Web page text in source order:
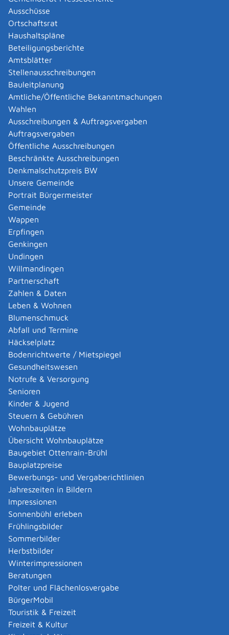
Ausschüsse
Ortschaftsrat
Haushaltspläne
Beteiligungsberichte
Amtsblätter
Stellenausschreibungen
Bauleitplanung
Amtliche/Öffentliche Bekanntmachungen
Wahlen
Ausschreibungen & Auftragsvergaben
Auftragsvergaben
Öffentliche Ausschreibungen
Beschränkte Ausschreibungen
Denkmalschutzpreis BW
Unsere Gemeinde
Portrait Bürgermeister
Gemeinde
Wappen
Erpfingen
Genkingen
Undingen
Willmandingen
Partnerschaft
Zahlen & Daten
Leben & Wohnen
Blumenschmuck
Abfall und Termine
Häckselplatz
Bodenrichtwerte / Mietspiegel
Gesundheitswesen
Notrufe & Versorgung
Senioren
Kinder & Jugend
Steuern & Gebühren
Wohnbauplätze
Übersicht Wohnbauplätze
Baugebiet Ottenrain-Brühl
Bauplatzpreise
Bewerbungs- und Vergaberichtlinien
Jahreszeiten in Bildern
Impressionen
Sonnenbühl erleben
Frühlingsbilder
Sommerbilder
Herbstbilder
Winterimpressionen
Beratungen
Polter und Flächenlosvergabe
BürgerMobil
Touristik & Freizeit
Freizeit & Kultur
Abgelaufenen Führerschein neu ausstellen lassen
Abgeltungsteuer - Nichtveranlagungs-
Bescheinigung beantragen
Abgeschlossenheitsbescheinigung zur Aufteilung
eines Gebäudes beantragen
Abmeldung / Außerbetriebsetzung für ein Fahrzeug
beantragen
Abschriften, Ablichtungen, Vervielfältigungen und
Negative amtlich beglaubigen lassen
Abwasser entsorgen
Abwasserbeseitigung - dezentrale Beseitigung von
Regenwasser beantragen oder anzeigen
Abweichende Regelungen zum Schichtbetrieb
beantragen
Abweichende Ruhezeit beantragen
Adoption - Akteneinsicht beantragen
Adoption - sich als Adoptiveltern bewerben
Adoption eines ausländischen Kindes -
Beurkundung im Geburtenregister beantragen
Adoption eines ausländischen Kindes -
Umwandlung einer schwachen in eine starke
Adoption beantragen
Adoption eines deutschen Kindes - Beurkundung
von Amts wegen
Adoption eines erwachsenen Menschen beantragen
Adoptionspflege eines minderjährigen Kindes
aufnehmen
Adressänderung auf der eID-Karte beantragen
Adressbuch - Eintrag sperren lassen
Akademische Gesundheitsberufe - Anerkennung der
Weiterbildung beantragen
Akademische Grade, Titel und Bezeichnungen bei
anerkannten Spätaussiedlern - Gradumwandlungen
beantragen
Akademische Grade, Titel und Bezeichnungen von
ausländischen Hochschulen führen
Akteneinsicht in und außerhalb von
Verwaltungsverfahren beantragen
Allgemein bildende Schulen - zur Abendrealschule
anmelden
Als berechtigte Person Fahrzeugregisterauskunft
(Halterauskunft) beantragen
Als Servicedienstleisterin oder Servicedienstleister
im Rahmen der Geldwäscheaufsicht registrieren
Altenpfleger, Arbeitserzieher, Haus- und
Familienpfleger, Heilerziehungsassistent,
Heilpädagoge, Jugend- und Heimerzieher,
Sozialarbeiter, Sozialpädagoge mit ausländischer
Berufsausbildung – Erlaubnis zur Führung der
Berufsbezeichnung beantragen
Altersrente - Rente bei vorzeitigem Eintritt in den
Ruhestand beantragen